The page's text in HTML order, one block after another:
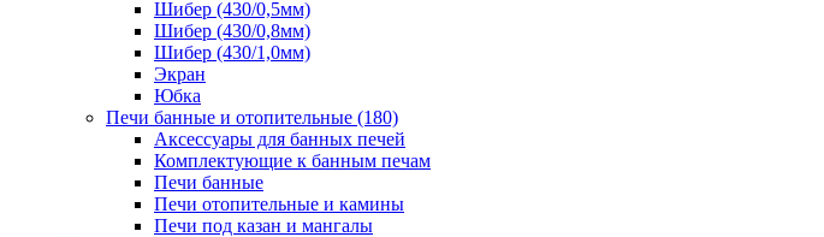
Шибер (430/0,5мм)
Шибер (430/0,8мм)
Шибер (430/1,0мм)
Экран
Юбка
Печи банные и отопительные (180)
Аксессуары для банных печей
Комплектующие к банным печам
Печи банные
Печи отопительные и камины
Печи под казан и мангалы